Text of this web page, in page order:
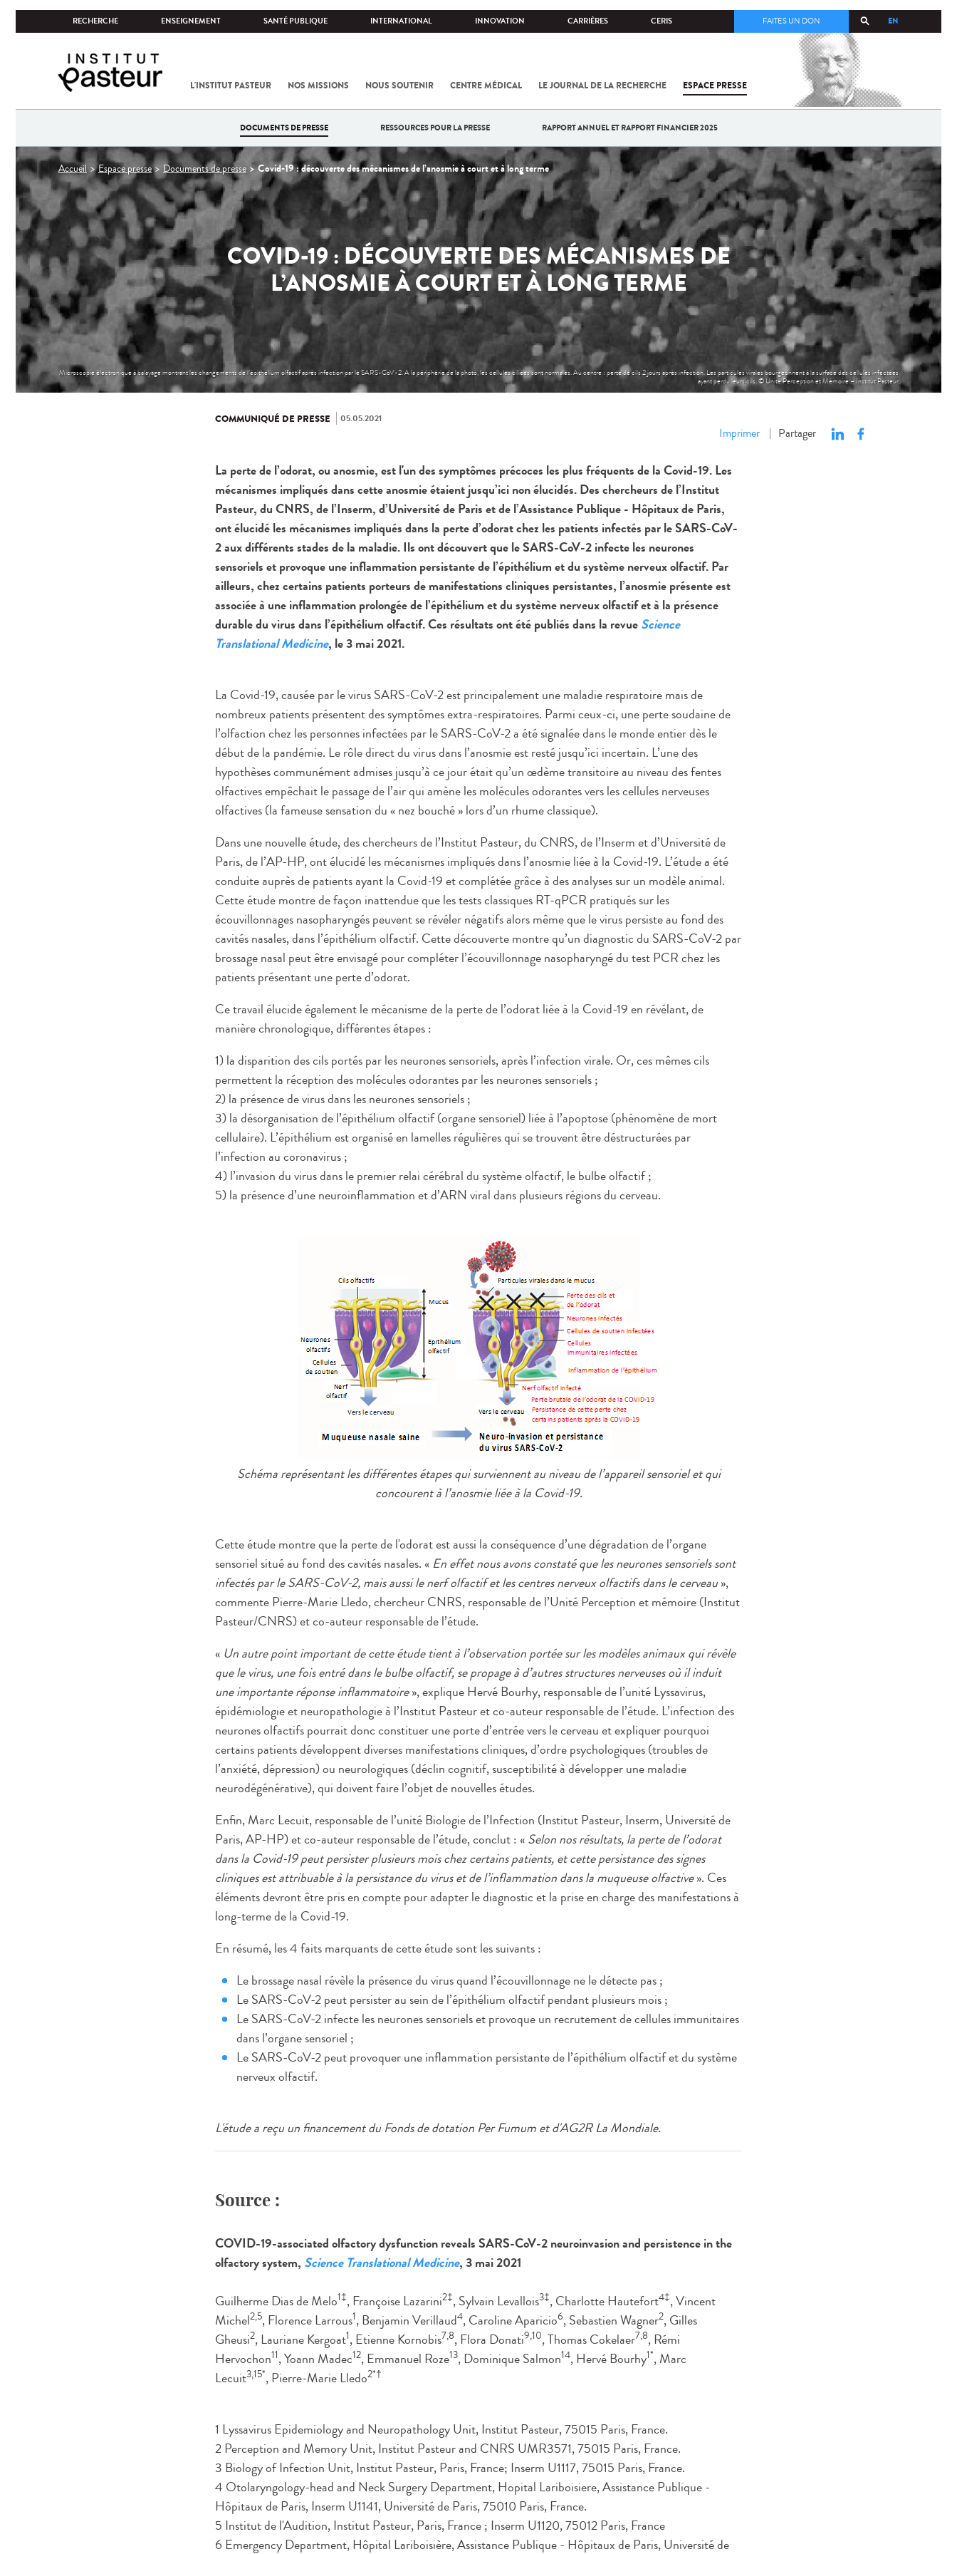
RECHERCHE ENSEIGNEMENT SANTÉ PUBLIQUE INTERNATIONAL INNOVATION CARRIÈRES CERIS EN
FAITES UN DON
L'INSTITUT PASTEUR NOS MISSIONS NOUS SOUTENIR CENTRE MÉDICAL LE JOURNAL DE LA RECHERCHE ESPACE PRESSE
COV-2 /
L'INSTITUT
PASTEUR
DOCUMENTS DE PRESSE RESSOURCES POUR LA PRESSE RAPPORT ANNUEL ET RAPPORT FINANCIER 2025
Vous
êtes
ici
Accueil Espace presse Documents de presse Covid-19 : découverte des mécanismes de l’anosmie à court et à long terme
COVID-19 : DÉCOUVERTE DES MÉCANISMES DE
L’ANOSMIE À COURT ET À LONG TERME
Microscopie électronique à balayage montrant les changements de l’épithélium olfactif après infection par le SARS-CoV-2. A la périphérie de la photo, les cellules ciliées sont normales. Au centre : perte de cils 2 jours après infection. Les particules virales bourgeonnent à la surface des cellules infectées
ayant perdu leurs cils. © Unité Perception et Mémoire – Institut Pasteur
COMMUNIQUÉ DE PRESSE 05.05.2021
Imprimer | Partager
La perte de l’odorat, ou anosmie, est l'un des symptômes précoces les plus fréquents de la Covid-19. Les
mécanismes impliqués dans cette anosmie étaient jusqu’ici non élucidés. Des chercheurs de l’Institut
Pasteur, du CNRS, de l’Inserm, d’Université de Paris et de l’Assistance Publique - Hôpitaux de Paris,
ont élucidé les mécanismes impliqués dans la perte d’odorat chez les patients infectés par le SARS-CoV-
2 aux différents stades de la maladie. Ils ont découvert que le SARS-CoV-2 infecte les neurones
sensoriels et provoque une inflammation persistante de l’épithélium et du système nerveux olfactif. Par
ailleurs, chez certains patients porteurs de manifestations cliniques persistantes, l’anosmie présente est
associée à une inflammation prolongée de l’épithélium et du système nerveux olfactif et à la présence
durable du virus dans l’épithélium olfactif. Ces résultats ont été publiés dans la revueScience
Translational Medicine, le 3 mai 2021.
La Covid-19, causée par le virus SARS-CoV-2 est principalement une maladie respiratoire mais de
nombreux patients présentent des symptômes extra-respiratoires. Parmi ceux-ci, une perte soudaine de
l’olfaction chez les personnes infectées par le SARS-CoV-2 a été signalée dans le monde entier dès le
début de la pandémie. Le rôle direct du virus dans l’anosmie est resté jusqu’ici incertain. L’une des
hypothèses communément admises jusqu’à ce jour était qu’un œdème transitoire au niveau des fentes
olfactives empêchait le passage de l’air qui amène les molécules odorantes vers les cellules nerveuses
olfactives (la fameuse sensation du « nez bouché » lors d’un rhume classique).
Dans une nouvelle étude, des chercheurs de l’Institut Pasteur, du CNRS, de l’Inserm et d’Université de
Paris, de l’AP-HP, ont élucidé les mécanismes impliqués dans l’anosmie liée à la Covid-19. L’étude a été
conduite auprès de patients ayant la Covid-19 et complétée grâce à des analyses sur un modèle animal.
Cette étude montre de façon inattendue que les tests classiques RT-qPCR pratiqués sur les
écouvillonnages nasopharyngés peuvent se révéler négatifs alors même que le virus persiste au fond des
cavités nasales, dans l’épithélium olfactif. Cette découverte montre qu’un diagnostic du SARS-CoV-2 par
brossage nasal peut être envisagé pour compléter l’écouvillonnage nasopharyngé du test PCR chez les
patients présentant une perte d’odorat.
Ce travail élucide également le mécanisme de la perte de l’odorat liée à la Covid-19 en révélant, de
manière chronologique, différentes étapes :
1) la disparition des cils portés par les neurones sensoriels, après l’infection virale. Or, ces mêmes cils
permettent la réception des molécules odorantes par les neurones sensoriels ;
2) la présence de virus dans les neurones sensoriels ;
3) la désorganisation de l’épithélium olfactif (organe sensoriel) liée à l’apoptose (phénomène de mort
cellulaire). L’épithélium est organisé en lamelles régulières qui se trouvent être déstructurées par
l’infection au coronavirus ;
4) l’invasion du virus dans le premier relai cérébral du système olfactif, le bulbe olfactif ;
5) la présence d’une neuroinflammation et d’ARN viral dans plusieurs régions du cerveau.
Schéma représentant les différentes étapes qui surviennent au niveau de l’appareil sensoriel et qui
concourent à l’anosmie liée à la Covid-19.
Cette étude montre que la perte de l'odorat est aussi la conséquence d’une dégradation de l’organe
sensoriel situé au fond des cavités nasales. « En effet nous avons constaté que les neurones sensoriels sont
infectés par le SARS-CoV-2, mais aussi le nerf olfactif et les centres nerveux olfactifs dans le cerveau»,
commente Pierre-Marie Lledo, chercheur CNRS, responsable de l’Unité Perception et mémoire (Institut
Pasteur/CNRS) et co-auteur responsable de l’étude.
« Un autre point important de cette étude tient à l’observation portée sur les modèles animaux qui révèle
que le virus, une fois entré dans le bulbe olfactif, se propage à d’autres structures nerveuses où il induit
une importante réponse inflammatoire», explique Hervé Bourhy, responsable de l’unité Lyssavirus,
épidémiologie et neuropathologie à l’Institut Pasteur et co-auteur responsable de l’étude. L’infection des
neurones olfactifs pourrait donc constituer une porte d’entrée vers le cerveau et expliquer pourquoi
certains patients développent diverses manifestations cliniques, d’ordre psychologiques (troubles de
l’anxiété, dépression) ou neurologiques (déclin cognitif, susceptibilité à développer une maladie
neurodégénérative), qui doivent faire l’objet de nouvelles études.
Enfin, Marc Lecuit, responsable de l’unité Biologie de l’Infection (Institut Pasteur, Inserm, Université de
Paris, AP-HP) et co-auteur responsable de l’étude, conclut : «Selon nos résultats, la perte de l’odorat
dans la Covid-19 peut persister plusieurs mois chez certains patients, et cette persistance des signes
cliniques est attribuable à la persistance du virus et de l’inflammation dans la muqueuse olfactive». Ces
éléments devront être pris en compte pour adapter le diagnostic et la prise en charge des manifestations à
long-terme de la Covid-19.
En résumé, les 4 faits marquants de cette étude sont les suivants :
Le brossage nasal révèle la présence du virus quand l’écouvillonnage ne le détecte pas ;
Le SARS-CoV-2 peut persister au sein de l’épithélium olfactif pendant plusieurs mois ;
Le SARS-CoV-2 infecte les neurones sensoriels et provoque un recrutement de cellules immunitaires
dans l’organe sensoriel ;
Le SARS-CoV-2 peut provoquer une inflammation persistante de l’épithélium olfactif et du système
nerveux olfactif.
L'étude a reçu un financement du Fonds de dotation Per Fumumet d'AG2R La Mondiale.
Source :
COVID-19-associated olfactory dysfunction reveals SARS-CoV-2 neuroinvasion and persistence in the
olfactory system, Science Translational Medicine, 3 mai 2021
Guilherme Dias de Melo1‡, Françoise Lazarini2‡, Sylvain Levallois3‡, Charlotte Hautefort4‡, Vincent
Michel2,5, Florence Larrous1, Benjamin Verillaud4, Caroline Aparicio6, Sebastien Wagner2, Gilles
Gheusi2, Lauriane Kergoat1, Etienne Kornobis7,8, Flora Donati9,10, Thomas Cokelaer7,8, Rémi
Hervochon11, Yoann Madec12, Emmanuel Roze13, Dominique Salmon14, Hervé Bourhy1*, Marc
Lecuit3,15*, Pierre-Marie Lledo2*†
1 Lyssavirus Epidemiology and Neuropathology Unit, Institut Pasteur, 75015 Paris, France.
2 Perception and Memory Unit, Institut Pasteur and CNRS UMR3571, 75015 Paris, France.
3 Biology of Infection Unit, Institut Pasteur, Paris, France; Inserm U1117, 75015 Paris, France.
4 Otolaryngology-head and Neck Surgery Department, Hopital Lariboisiere, Assistance Publique -
Hôpitaux de Paris, Inserm U1141, Université de Paris, 75010 Paris, France.
5 Institut de l'Audition, Institut Pasteur, Paris, France ; Inserm U1120, 75012 Paris, France
6 Emergency Department, Hôpital Lariboisière, Assistance Publique - Hôpitaux de Paris, Université de